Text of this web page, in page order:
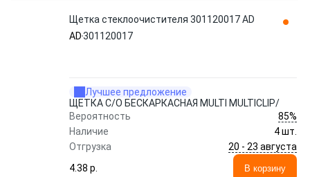
Щетка стеклоочистителя 301120017 AD
AD301120017
Лучшее предложение
ЩЕТКА С/О БЕСКАРКАСНАЯ MULTI MULTICLIP/
Вероятность
85%
Наличие
4 шт.
Отгрузка
20 - 23 августа
4.38 p.
В корзину